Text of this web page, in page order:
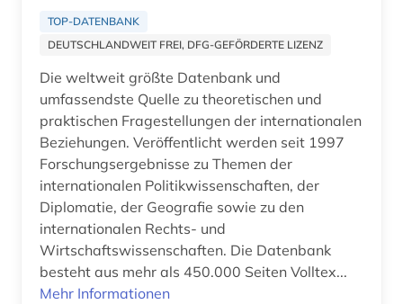
angewandte kunst (1)
anglikanische kirche der provinz uganda (1)
anlage (1)
anleger (1)
annotierte sprachdatenbank (1)
Großbritannien (24)
Hamburg (1)
Hessen (3)
Irland (3)
Island (12)
Israel (3)
Italien (12)
TOP-DATENBANK
DEUTSCHLANDWEIT FREI, DFG-GEFÖRDERTE LIZENZ
Die weltweit größte Datenbank und
umfassendste Quelle zu theoretischen und
praktischen Fragestellungen der internationalen
Beziehungen. Veröffentlicht werden seit 1997
Forschungsergebnisse zu Themen der
internationalen Politikwissenschaften, der
Diplomatie, der Geografie sowie zu den
internationalen Rechts- und
Wirtschaftswissenschaften. Die Datenbank
besteht aus mehr als 450.000 Seiten Volltex...
Mehr Informationen